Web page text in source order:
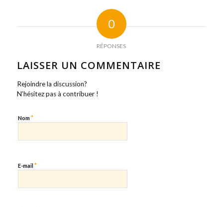
0
RÉPONSES
LAISSER UN COMMENTAIRE
Rejoindre la discussion?
N’hésitez pas à contribuer !
Nom*
E-mail *